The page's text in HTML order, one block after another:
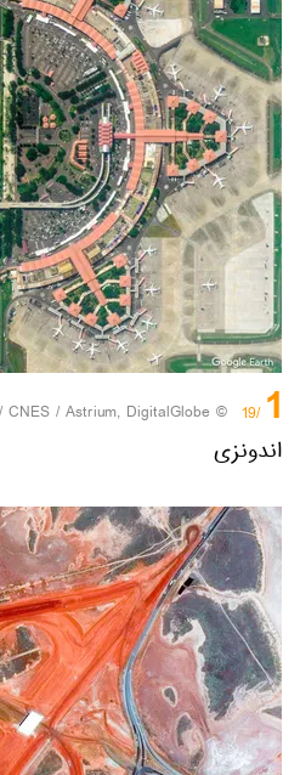
1
/19
© Photo /
/ Astrium, DigitalGlobe
اندونزی